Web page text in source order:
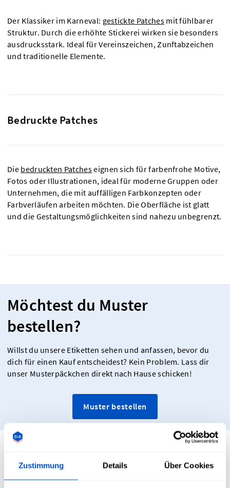
Zustimmung Details Über Cookies
Der Klassiker im Karneval: gestickte Patchesmit fühlbarer
Struktur. Durch die erhöhte Stickerei wirken sie besonders
ausdrucksstark. Ideal für Vereinszeichen, Zunftabzeichen
und traditionelle Elemente.
Bedruckte Patches
Die bedruckten Patcheseignen sich für farbenfrohe Motive,
Fotos oder Illustrationen, ideal für moderne Gruppen oder
Unternehmen, die mit auffälligen Farbkonzepten oder
Farbverläufen arbeiten möchten. Die Oberfläche ist glatt
und die Gestaltungsmöglichkeiten sind nahezu unbegrenzt.
Möchtest du Muster
bestellen?
Willst du unsere Etiketten sehen und anfassen, bevor du
dich für einen Kauf entscheidest? Kein Problem. Lass dir
unser Musterpäckchen direkt nach Hause schicken!
Muster bestellen
Flexible Befestigung für jede